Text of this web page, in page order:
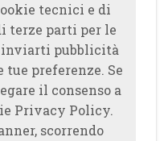
tecnici e di
terze parti per le
inviarti pubblicità
preferenze. Se
il consenso a
Privacy Policy.
scorrendo